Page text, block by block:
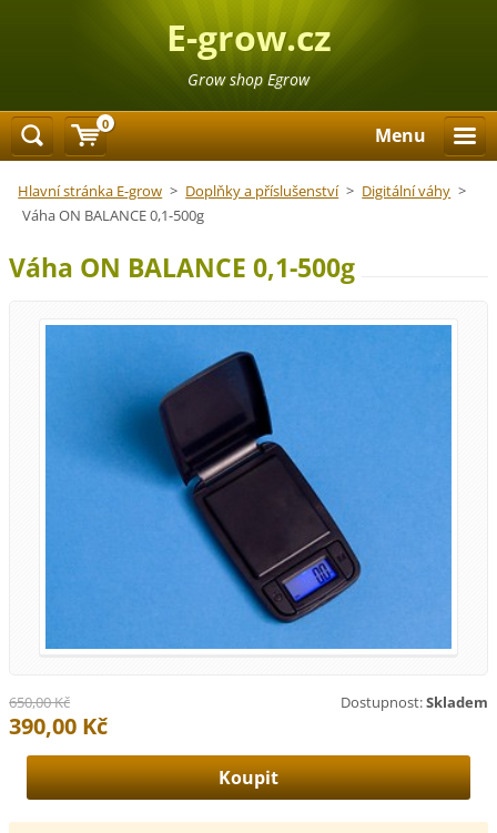
E-grow.cz
Grow shop Egrow
Menu
Hlavní stránka E-grow > Doplňky a příslušenství > Digitální váhy >
Váha ON BALANCE 0,1-500g
Váha ON BALANCE 0,1-500g
Dostupnost:Skladem
650,00 Kč
390,00 Kč
0